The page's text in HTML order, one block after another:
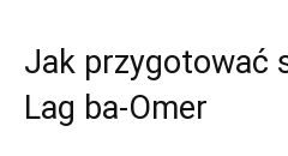
Jak przygotować
Lag ba-Omer